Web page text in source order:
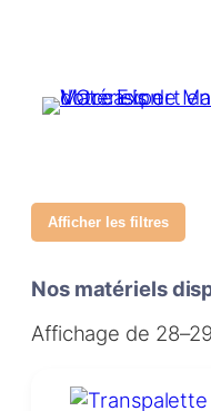
Afficher les filtres
Nos matériels
Affichage de